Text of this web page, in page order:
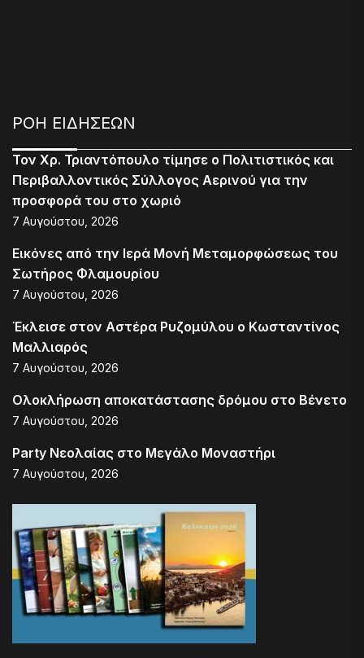
ΡΟΗ ΕΙΔΗΣΕΩΝ
Τον Χρ. Τριαντόπουλο τίμησε ο Πολιτιστικός και
Περιβαλλοντικός Σύλλογος Αερινού για την
προσφορά του στο χωριό
7 Αυγούστου, 2026
Εικόνες από την Ιερά Μονή Μεταμορφώσεως του
Σωτήρος Φλαμουρίου
7 Αυγούστου, 2026
Έκλεισε στον Αστέρα Ρυζομύλου ο Κωσταντίνος
Μαλλιαρός
7 Αυγούστου, 2026
Ολοκλήρωση αποκατάστασης δρόμου στο Βένετο
7 Αυγούστου, 2026
Party Νεολαίας στο Μεγάλο Μοναστήρι
7 Αυγούστου, 2026